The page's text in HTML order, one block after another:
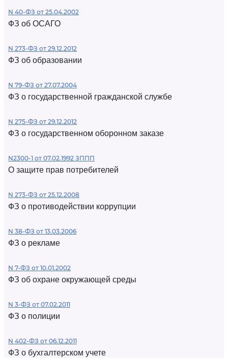
N 40-ФЗ от 25.04.2002
ФЗ об ОСАГО
N 273-ФЗ от 29.12.2012
ФЗ об образовании
N 79-ФЗ от 27.07.2004
ФЗ о государственной гражданской службе
N 275-ФЗ от 29.12.2012
ФЗ о государственном оборонном заказе
N2300-1 от 07.02.1992 ЗППП
О защите прав потребителей
N 273-ФЗ от 25.12.2008
ФЗ о противодействии коррупции
N 38-ФЗ от 13.03.2006
ФЗ о рекламе
N 7-ФЗ от 10.01.2002
ФЗ об охране окружающей среды
N 3-ФЗ от 07.02.2011
ФЗ о полиции
N 402-ФЗ от 06.12.2011
ФЗ о бухгалтерском учете